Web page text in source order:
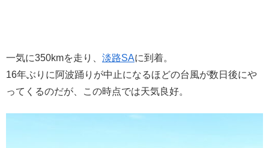
一気に350kmを走り、 淡路SAに到着。
16年ぶりに阿波踊りが中止になるほどの台風が数日後にや
ってくるのだが、この時点では天気良好。